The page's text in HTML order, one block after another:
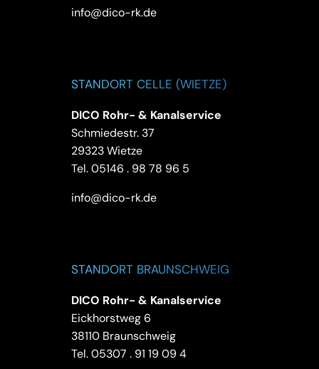
info@dico-rk.de
STANDORT CELLE (WIETZE)
DICO Rohr- & Kanalservice
Schmiedestr. 37
29323 Wietze
Tel.05146 . 98 78 96 5
info@dico-rk.de
STANDORT BRAUNSCHWEIG
DICO Rohr- & Kanalservice
Eickhorstweg 6
38110 Braunschweig
Tel.05307 . 91 19 09 4